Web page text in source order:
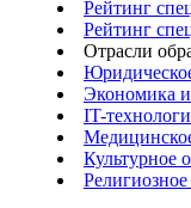
Рейтинг
Рейтинг
Отрасли
Экономика
IT-
Культурное